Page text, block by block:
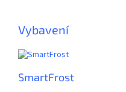
Vybavení
SmartFrost